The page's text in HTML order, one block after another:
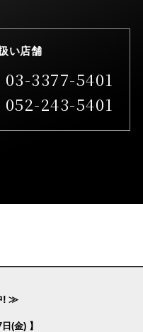
い店舗
03-3377-5401
052-243-5401
! ≫
(金) 】